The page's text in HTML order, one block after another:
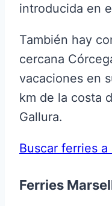
introducida en
También hay
cercana
vacaciones en
km de la costa
Gallura.
Buscar ferries a
Ferries